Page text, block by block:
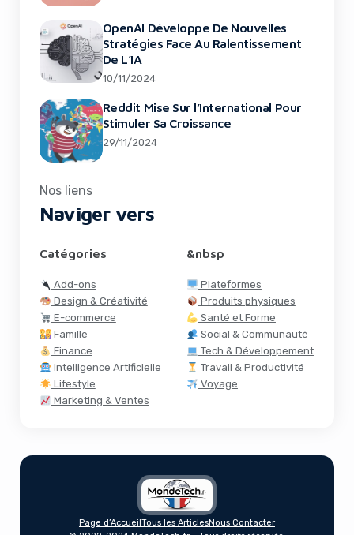
OpenAI Développe De Nouvelles
Stratégies Face Au Ralentissement
De L’IA
10/11/2024
Reddit Mise Sur l’International Pour
Stimuler Sa Croissance
29/11/2024
Nos liens
Naviger vers
Catégories
Add-ons
Design & Créativité
E-commerce
Famille
Finance
Intelligence Artificielle
Lifestyle
Marketing & Ventes
&nbsp
Plateformes
Produits physiques
Santé et Forme
Social & Communauté
Tech & Développement
Travail & Productivité
Voyage
Page d’AccueilTous les ArticlesNous Contacter